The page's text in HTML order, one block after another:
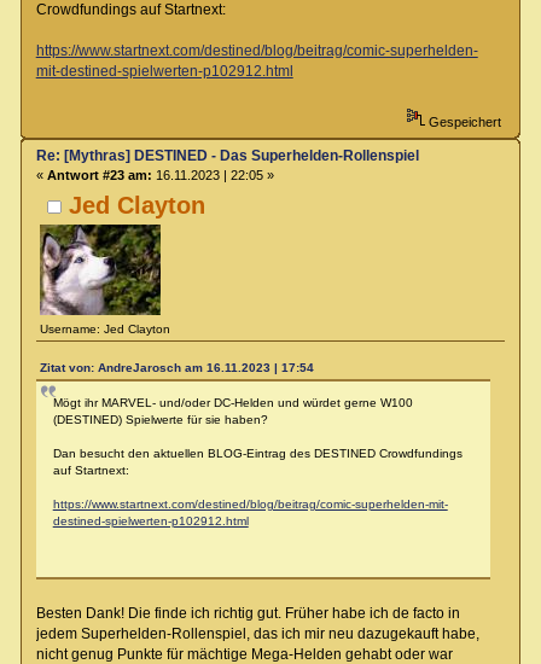
Crowdfundings auf Startnext:
https://www.startnext.com/destined/blog/beitrag/comic-superhelden-
mit-destined-spielwerten-p102912.html
Gespeichert
Jed Clayton
Username: Jed Clayton
Re: [Mythras] DESTINED - Das Superhelden-Rollenspiel
« Antwort #23 am: 16.11.2023 | 22:05 »
Zitat von: AndreJarosch am 16.11.2023 | 17:54
Mögt ihr MARVEL- und/oder DC-Helden und würdet gerne W100
(DESTINED) Spielwerte für sie haben?
Dan besucht den aktuellen BLOG-Eintrag des DESTINED Crowdfundings
auf Startnext:
https://www.startnext.com/destined/blog/beitrag/comic-superhelden-mit-
destined-spielwerten-p102912.html
Besten Dank! Die finde ich richtig gut. Früher habe ich de facto in
jedem Superhelden-Rollenspiel, das ich mir neu dazugekauft habe,
nicht genug Punkte für mächtige Mega-Helden gehabt oder war